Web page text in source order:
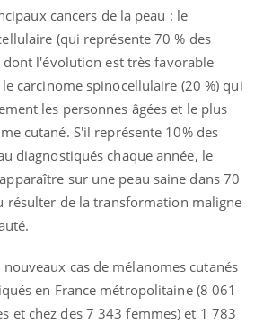
cancers de la peau : le
(qui représente 70 % des
dont l'évolution est très favorable
carcinome spinocellulaire (20 %) qui
les personnes âgées et le plus
cutané. S'il représente 10% des
diagnostiqués chaque année, le
sur une peau saine dans 70
résulter de la transformation maligne
cas de mélanomes cutanés
en France métropolitaine (8 061
et chez des 7 343 femmes) et 1 783